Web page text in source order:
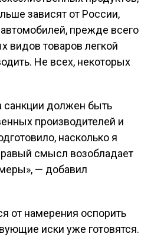
зависят от России,
прежде всего
видов товаров легкой
Не всех, некоторых
санкции должен быть
производителей и
насколько я
смысл возобладает
— добавил
от намерения оспорить
иски уже готовятся.